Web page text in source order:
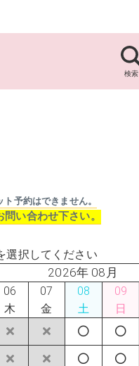
検索
予約はできません。
い合わせ下さい。
選択してください
2026年 08月
06
木
07
金
08
土
09
日